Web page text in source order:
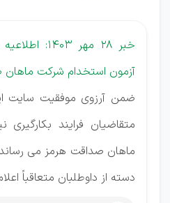
خبر 28 مهر
آزمون استخدام شرکت
ضمن آرزوی موفقیت سایت
متقاضیان فرایند
ماهان صداقت هرمز می
دسته از داوطلبان متعاقباً